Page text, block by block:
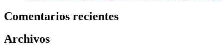
Comentarios recientes
Archivos